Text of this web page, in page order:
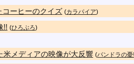
コーヒーのクイズ (カラパイア)
!! (ひろぶろ)
米メディアの映像が大反響 (パンドラの